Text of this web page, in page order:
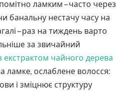
ламким – часто через
банальну нестачу часу на
– раз на тиждень варто
за звичайний
екстрактом чайного дерева
ламке, ослаблене волосся:
і зміцнює структуру